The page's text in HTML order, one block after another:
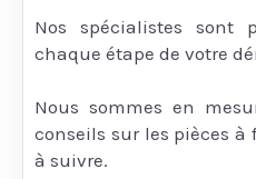
Nos spécialistes sont
chaque étape de votre
Nous sommes en
conseils sur les pièces à
à suivre.